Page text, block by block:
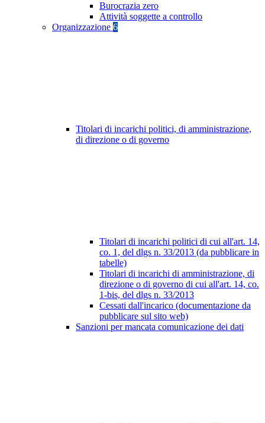
Burocrazia zero
Attività soggette a controllo
Organizzazione 6
Titolari di incarichi politici, di amministrazione,
di direzione o di governo
Titolari di incarichi politici di cui all'art. 14,
co. 1, del dlgs n. 33/2013 (da pubblicare in
tabelle)
Titolari di incarichi di amministrazione, di
direzione o di governo di cui all'art. 14, co.
1-bis, del dlgs n. 33/2013
Cessati dall'incarico (documentazione da
pubblicare sul sito web)
Sanzioni per mancata comunicazione dei dati